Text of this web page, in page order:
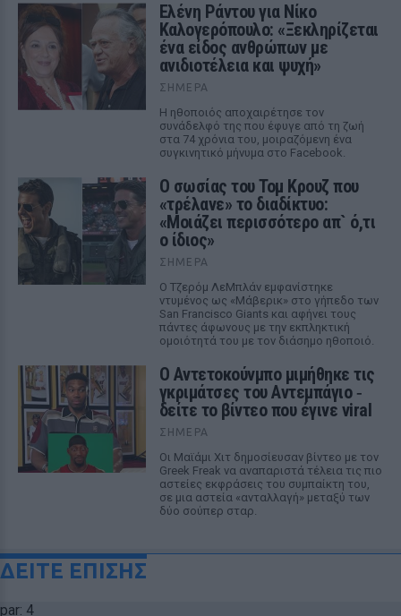
Ελένη Ράντου για Νίκο
Καλογερόπουλο: «Ξεκληρίζεται
ένα είδος ανθρώπων με
ανιδιοτέλεια και ψυχή»
ΣΉΜΕΡΑ
Η ηθοποιός αποχαιρέτησε τον
συνάδελφό της που έφυγε από τη ζωή
στα 74 χρόνια του, μοιραζόμενη ένα
συγκινητικό μήνυμα στο Facebook.
Ο σωσίας του Τομ Κρουζ που
«τρέλανε» το διαδίκτυο:
«Μοιάζει περισσότερο απ` ό,τι
ο ίδιος»
ΣΉΜΕΡΑ
Ο Τζερόμ ΛεΜπλάν εμφανίστηκε
ντυμένος ως «Μάβερικ» στο γήπεδο των
San Francisco Giants και αφήνει τους
πάντες άφωνους με την εκπληκτική
ομοιότητά του με τον διάσημο ηθοποιό.
Ο Αντετοκούνμπο μιμήθηκε τις
γκριμάτσες του Αντεμπάγιο ‑
δείτε το βίντεο που έγινε viral
ΣΉΜΕΡΑ
Οι Μαϊάμι Χιτ δημοσίευσαν βίντεο με τον
Greek Freak να αναπαριστά τέλεια τις πιο
αστείες εκφράσεις του συμπαίκτη του,
σε μια αστεία «ανταλλαγή» μεταξύ των
δύο σούπερ σταρ.
ΔΕΙΤΕ ΕΠΙΣΗΣ
par: 4